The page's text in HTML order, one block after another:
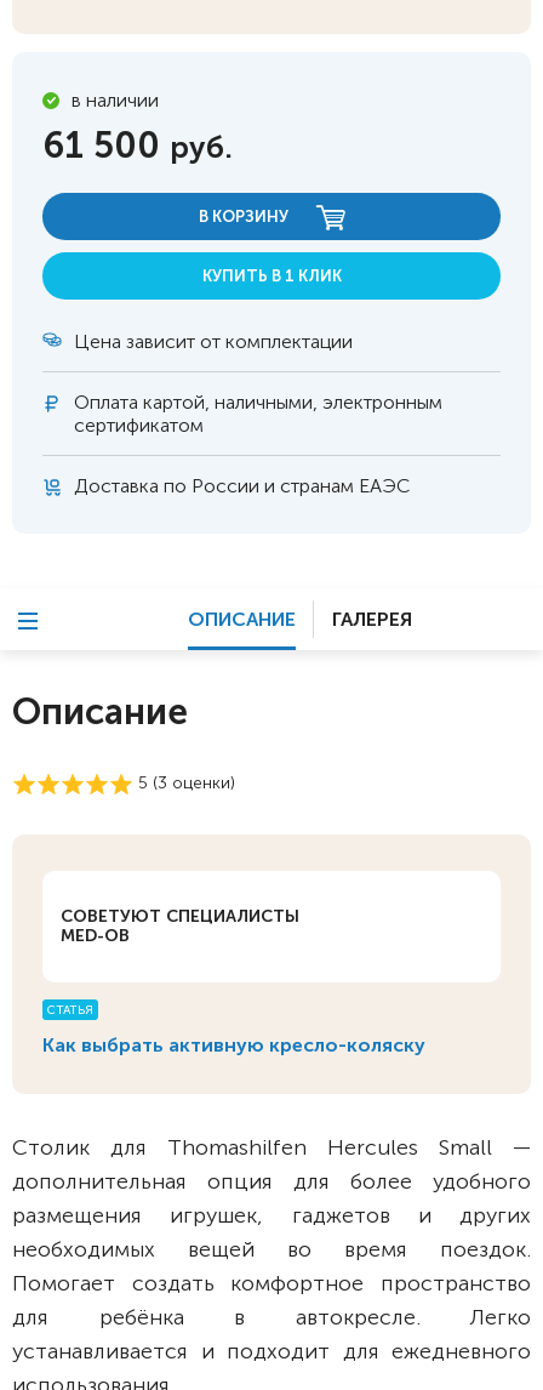
в наличии
61 500 руб.
В КОРЗИНУ
КУПИТЬ В 1 КЛИК
Цена зависит от комплектации
Оплата картой, наличными, электронным
сертификатом
Доставка по России и странам ЕАЭС
ОПИСАНИЕ ГАЛЕРЕЯ
Описание
5 (3 оценки)
СОВЕТУЮТ СПЕЦИАЛИСТЫ
MED-OB
СТАТЬЯ
Как выбрать активную кресло-коляску
Столик для Thomashilfen Hercules Small —
дополнительная опция для более удобного
размещения игрушек, гаджетов и других
необходимых вещей во время поездок.
Помогает создать комфортное пространство
для ребёнка в автокресле. Легко
устанавливается и подходит для ежедневного